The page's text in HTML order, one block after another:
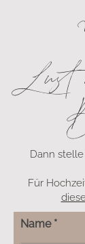
Lust
Dann
Für
Name